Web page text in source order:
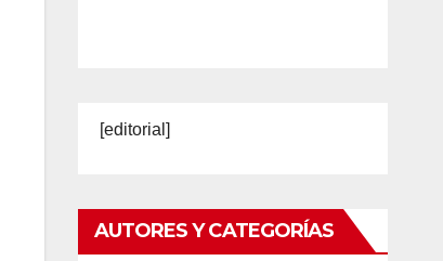
[editorial]
AUTORES Y CATEGORÍAS